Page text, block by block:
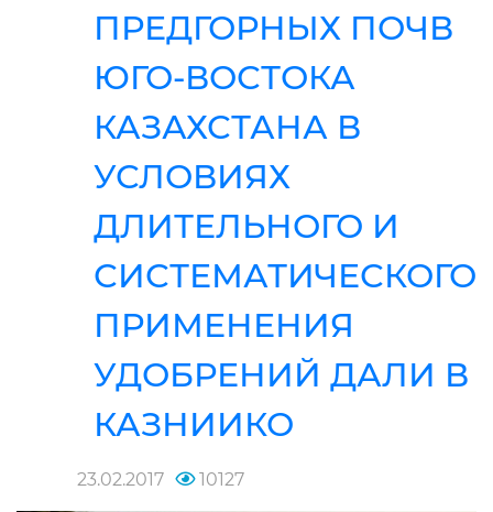
ПРЕДГОРНЫХ ПОЧВ
ЮГО-ВОСТОКА
КАЗАХСТАНА В
УСЛОВИЯХ
ДЛИТЕЛЬНОГО И
СИСТЕМАТИЧЕСКОГО
ПРИМЕНЕНИЯ
УДОБРЕНИЙ ДАЛИ В
КАЗНИИКО
23.02.2017 10127